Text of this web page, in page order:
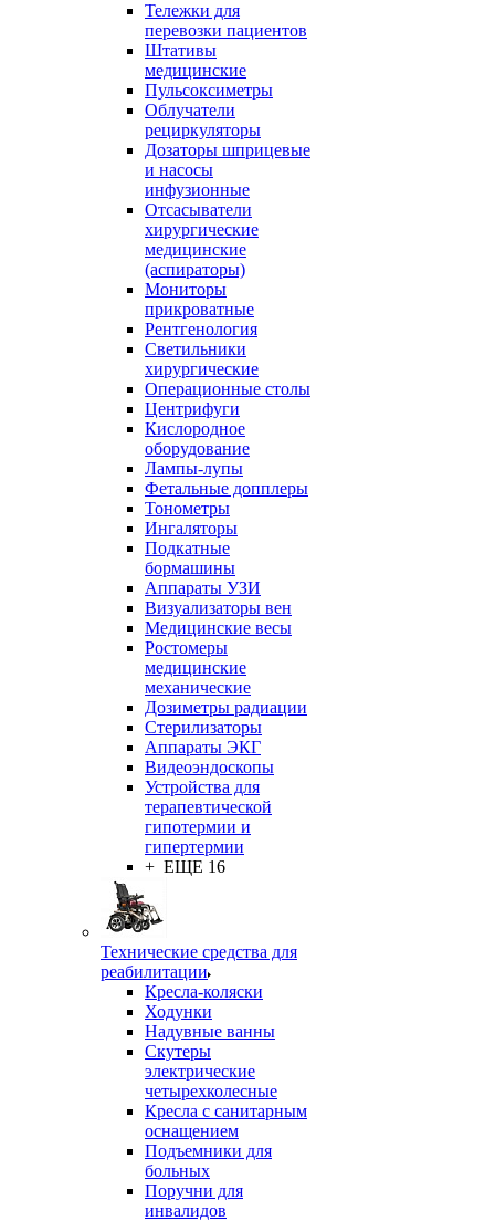
Тележки для
перевозки пациентов
Штативы
медицинские
Пульсоксиметры
Облучатели
рециркуляторы
Дозаторы шприцевые
и насосы
инфузионные
Отсасыватели
хирургические
медицинские
(аспираторы)
Мониторы
прикроватные
Рентгенология
Светильники
хирургические
Операционные столы
Центрифуги
Кислородное
оборудование
Лампы-лупы
Фетальные допплеры
Тонометры
Ингаляторы
Подкатные
бормашины
Аппараты УЗИ
Визуализаторы вен
Медицинские весы
Ростомеры
медицинские
механические
Дозиметры радиации
Стерилизаторы
Аппараты ЭКГ
Видеоэндоскопы
Устройства для
терапевтической
гипотермии и
гипертермии
+ ЕЩЕ 16
Технические средства для
реабилитации
Кресла-коляски
Ходунки
Надувные ванны
Скутеры
электрические
четырехколесные
Кресла с санитарным
оснащением
Подъемники для
больных
Поручни для
инвалидов